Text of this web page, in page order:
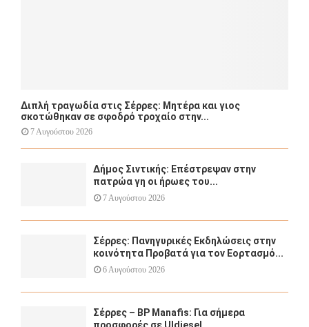
Διπλή τραγωδία στις Σέρρες: Μητέρα και γιος
σκοτώθηκαν σε σφοδρό τροχαίο στην...
7 Αυγούστου 2026
Δήμος Σιντικής: Επέστρεψαν στην
πατρώα γη οι ήρωες του...
7 Αυγούστου 2026
Σέρρες: Πανηγυρικές Εκδηλώσεις στην
κοινότητα Προβατά για τον Εορτασμό...
6 Αυγούστου 2026
Σέρρες – BP Manafis: Για σήμερα